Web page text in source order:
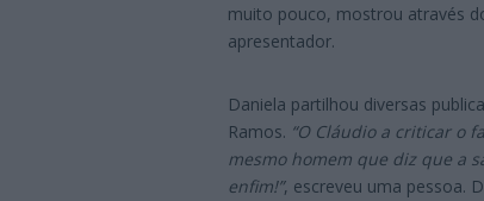
muito pouco, mostrou através
apresentador.
Daniela partilhou diversas
Ramos. “O Cláudio a criticar o
mesmo homem que diz que a
enfim!”, escreveu uma pessoa.